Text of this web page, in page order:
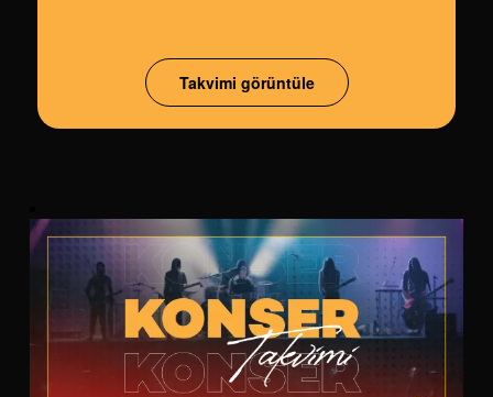
Takvimi görüntüle